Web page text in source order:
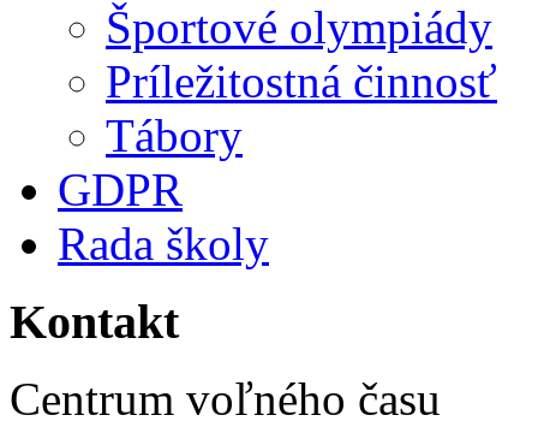
Športové olympiády
Príležitostná činnosť
Tábory
GDPR
Rada školy
Kontakt
Centrum voľného času